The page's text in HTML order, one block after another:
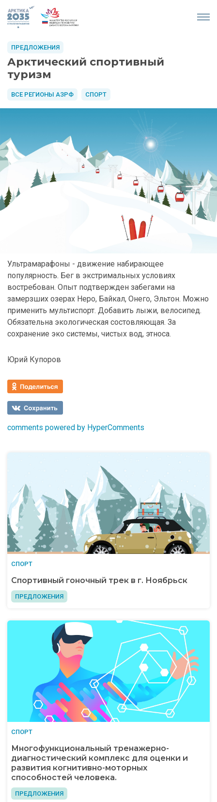
Арктический спортивный
туризм
ВСЕ РЕГИОНЫ АЗРФ СПОРТ
ПРЕДЛОЖЕНИЯ
Ультрамарафоны - движение набирающее
популярность. Бег в экстримальных условиях
востребован. Опыт подтвержден забегами на
замерзших озерах Неро, Байкал, Онего, Эльтон. Можно
применить мультиспорт. Добавить лыжи, велосипед.
Обязательна экологическая состовляющая. За
сохранение эко системы, чистых вод, этноса.
Юрий Купоров
comments powered by HyperComments
СПОРТ
Спортивный гоночный трек в г. Ноябрьск
ПРЕДЛОЖЕНИЯ
СПОРТ
Многофункциональный тренажерно-
диагностический комплекс для оценки и
развития когнитивно-моторных
способностей человека.
ПРЕДЛОЖЕНИЯ